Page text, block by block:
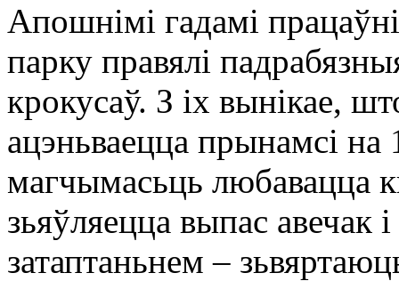
Апошнімі гадамі
парку правялі
крокусаў. З іх вынікае,
ацэньваецца прынамсі
магчымасьць любавацца
зьяўляецца выпас авечак
затаптаньнем –